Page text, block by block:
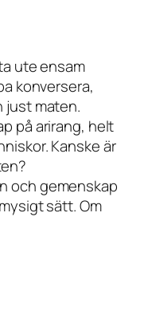
ute ensam
konversera,
just maten.
på arirang, helt
Kanske är
och gemenskap
sätt. Om